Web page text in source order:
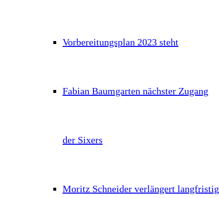
Vorbereitungsplan 2023 steht
Fabian Baumgarten nächster Zugang
der Sixers
Moritz Schneider verlängert langfristig